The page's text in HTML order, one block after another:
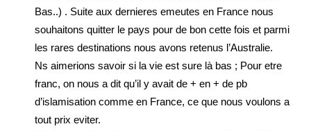
Bas..) . Suite aux dernieres emeutes en France nous
souhaitons quitter le pays pour de bon cette fois et parmi
les rares destinations nous avons retenus l’Australie.
Ns aimerions savoir si la vie est sure là bas ; Pour etre
franc, on nous a dit qu’il y avait de + en + de pb
d’islamisation comme en France, ce que nous voulons a
tout prix eviter.